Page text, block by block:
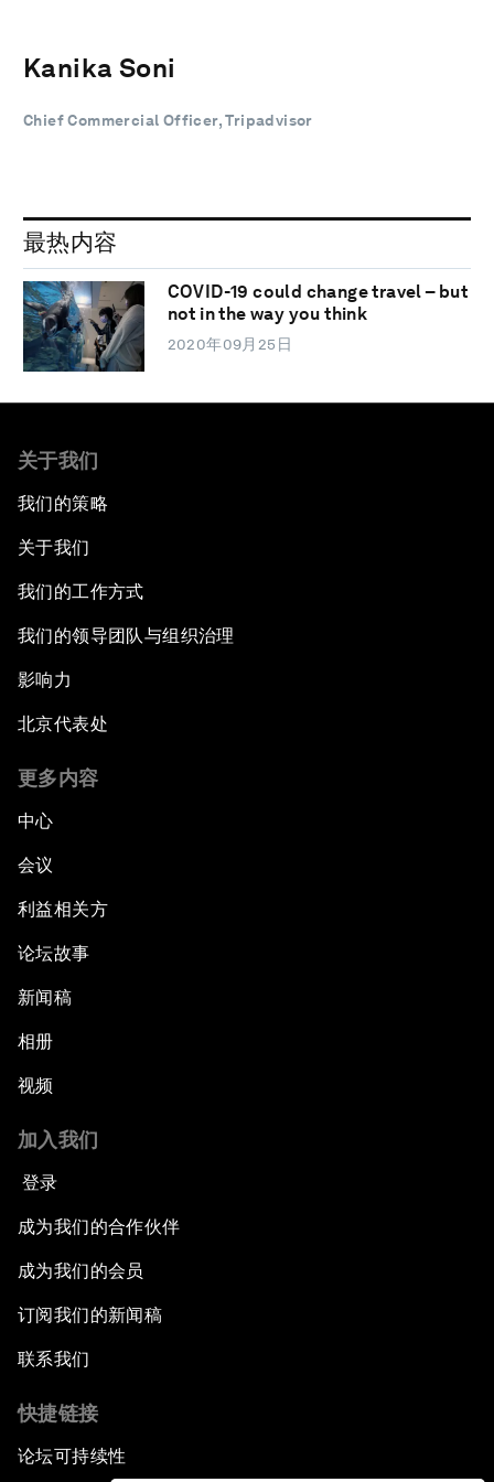
Kanika Soni
Chief Commercial Officer, Tripadvisor
最热内容
COVID-19 could change travel – but
not in the way you think
2020年09月25日
关于我们
我们的策略
关于我们
我们的工作方式
我们的领导团队与组织治理
影响力
北京代表处
更多内容
中心
会议
利益相关方
论坛故事
新闻稿
相册
视频
加入我们
登录
成为我们的合作伙伴
成为我们的会员
订阅我们的新闻稿
联系我们
快捷链接
论坛可持续性